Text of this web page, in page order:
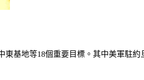
基地等18個重要目標。其中美軍駐